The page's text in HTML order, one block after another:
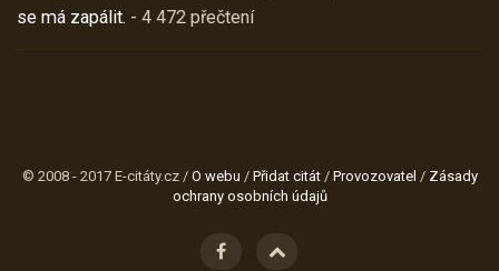
se má zapálit. - 4 472 přečtení
© 2008 - 2017 E-citáty.cz / O webu / Přidat citát/ Provozovatel / Zásady
ochrany osobních údajů